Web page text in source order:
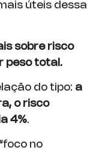
úteis dessa
sobre risco
peso total.
do tipo: a
o risco
4%.
no